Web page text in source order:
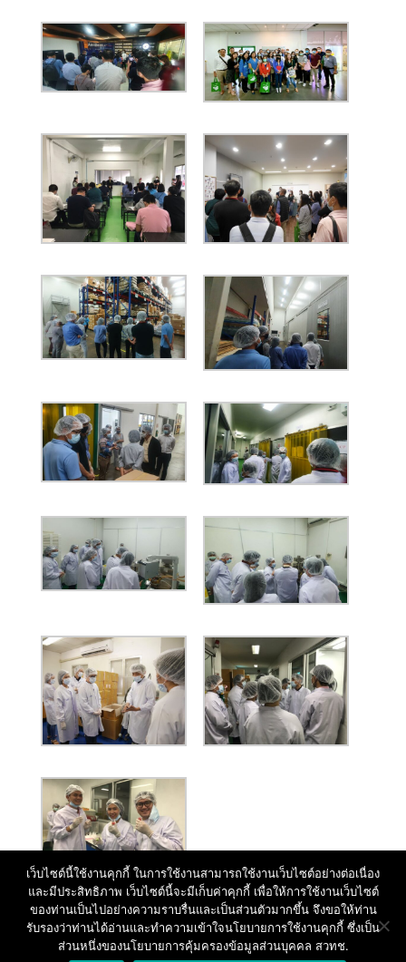
เว็บไซต์นี้ใช้งานคุกกี้ ในการใช้งานสามารถใช้งานเว็บไซต์อย่างต่อเนื่อง
และมีประสิทธิภาพ เว็บไซต์นี้จะมีเก็บค่าคุกกี้ เพื่อให้การใช้งานเว็บไซต์
ของท่านเป็นไปอย่างความราบรื่นและเป็นส่วนตัวมากขึ้น จึงขอให้ท่าน
รับรองว่าท่านได้อ่านและทำความเข้าใจนโยบายการใช้งานคุกกี้ ซึ่งเป็น
ส่วนหนึ่งของนโยบายการคุ้มครองข้อมูลส่วนบุคคล สวทช.